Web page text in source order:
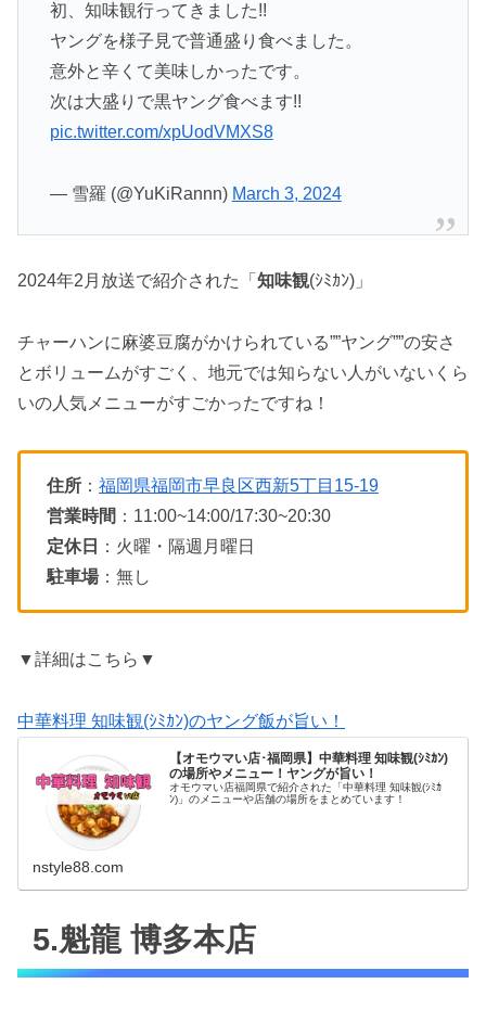
初、知味観行ってきました!!
ヤングを様子見で普通盛り食べました。
意外と辛くて美味しかったです。
次は大盛りで黒ヤング食べます!!
pic.twitter.com/xpUodVMXS8
— 雪羅 (@YuKiRannn) March 3, 2024
2024年2月放送で紹介された「 知味観(ｼﾐｶﾝ) 」
チャーハンに麻婆豆腐がかけられている””ヤング””の安さ
とボリュームがすごく、地元では知らない人がいないくら
いの人気メニューがすごかったですね！
住所 ： 福岡県福岡市早良区西新5丁目15-19
営業時間 ：11:00~14:00/17:30~20:30
定休日
：火曜・隔週月曜日
駐車場：無し
▼詳細はこちら▼
中華料理 知味観(ｼﾐｶﾝ)のヤング飯が旨い！
【オモウマい店･福岡県】中華料理 知味観(ｼﾐｶﾝ)
の場所やメニュー！ヤングが旨い！
オモウマい店福岡県で紹介された「中華料理 知味観(ｼﾐｶ
ﾝ)」のメニューや店舗の場所をまとめています！
nstyle88.com
5.魁龍 博多本店